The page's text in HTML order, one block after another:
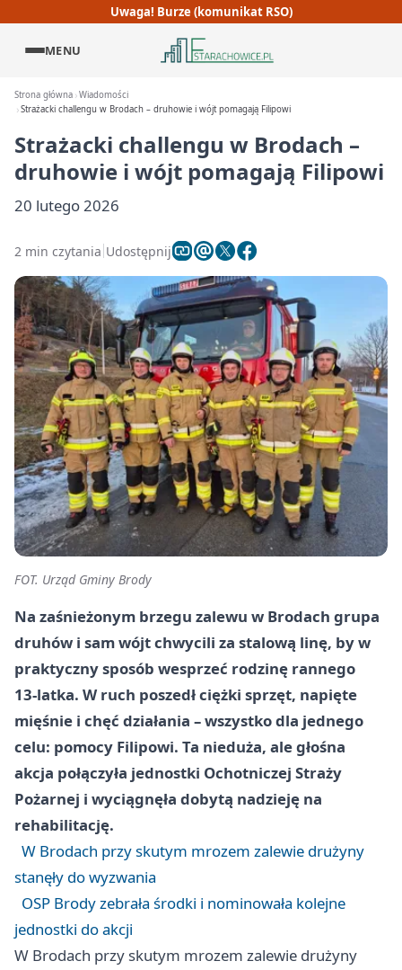
Uwaga! Burze (komunikat RSO)
MENU
Strona główna Wiadomości
Strażacki challengu w Brodach – druhowie i wójt pomagają Filipowi
Strażacki challengu w Brodach –
druhowie i wójt pomagają Filipowi
20 lutego 2026
2 min czytania Udostępnij
FOT. Urząd Gminy Brody
Na zaśnieżonym brzegu zalewu w Brodach grupa
druhów i sam wójt chwycili za stalową linę, by w
praktyczny sposób wesprzeć rodzinę rannego
13‑latka. W ruch poszedł ciężki sprzęt, napięte
mięśnie i chęć działania – wszystko dla jednego
celu: pomocy Filipowi. Ta nieduża, ale głośna
akcja połączyła jednostki Ochotniczej Straży
Pożarnej i wyciągnęła dobytą nadzieję na
rehabilitację.
W Brodach przy skutym mrozem zalewie drużyny
stanęły do wyzwania
OSP Brody zebrała środki i nominowała kolejne
jednostki do akcji
W Brodach przy skutym mrozem zalewie drużyny